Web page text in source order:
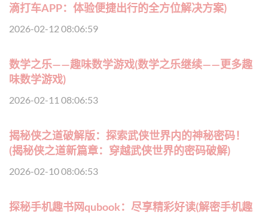
滴打车APP：体验便捷出行的全方位解决方案)
2026-02-12 08:06:59
数学之乐——趣味数学游戏(数学之乐继续——更多趣
味数学游戏)
2026-02-11 08:06:53
揭秘侠之道破解版：探索武侠世界内的神秘密码！
(揭秘侠之道新篇章：穿越武侠世界的密码破解)
2026-02-10 08:06:53
探秘手机趣书网qubook：尽享精彩好读(解密手机趣